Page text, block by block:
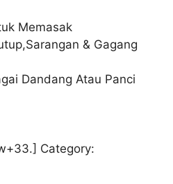
Memasak
& Gagang
Dandang Atau Panci
Category: